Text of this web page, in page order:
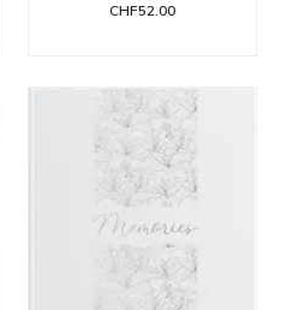
CHF52.00